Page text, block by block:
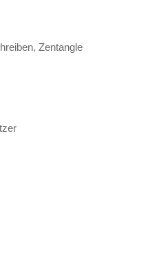
Zentangle